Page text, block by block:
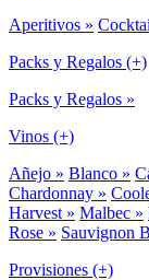
Aperitivos »
Packs y Regalos (+)
Packs y Regalos »
Vinos (+)
Añejo » Blanco »
Chardonnay »
Harvest » Malbec »
Rose » Sauvignon
Provisiones (+)